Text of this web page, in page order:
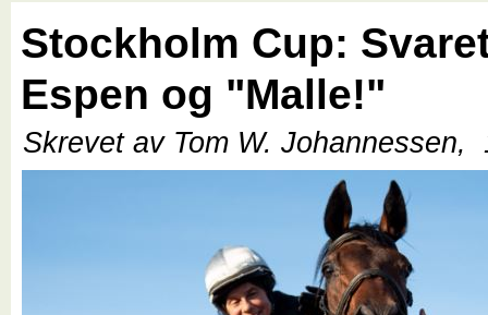
Stockholm Cup:
Espen og "Malle!"
Skrevet av Tom W. Johannessen,